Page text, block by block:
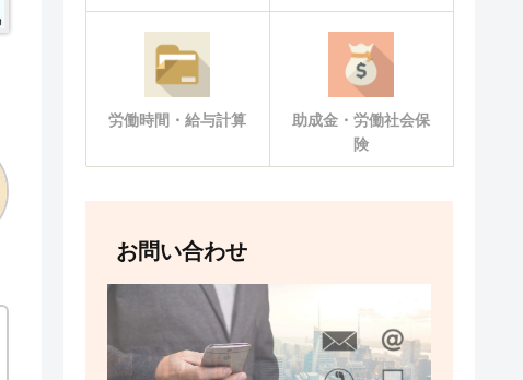
労働時間・給与計算
助成金・労働社会保
険
お問い合わせ